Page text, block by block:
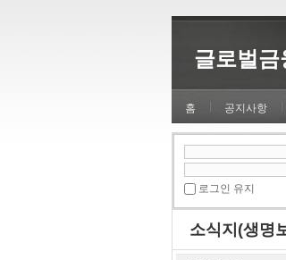
글로벌
홈 공지사항
로그인 유지
소식지(생명
Sketchbook5, 스케치
Sketchbook5, 스케치
Sketchbook5, 스케치
Sketchbook5, 스케치